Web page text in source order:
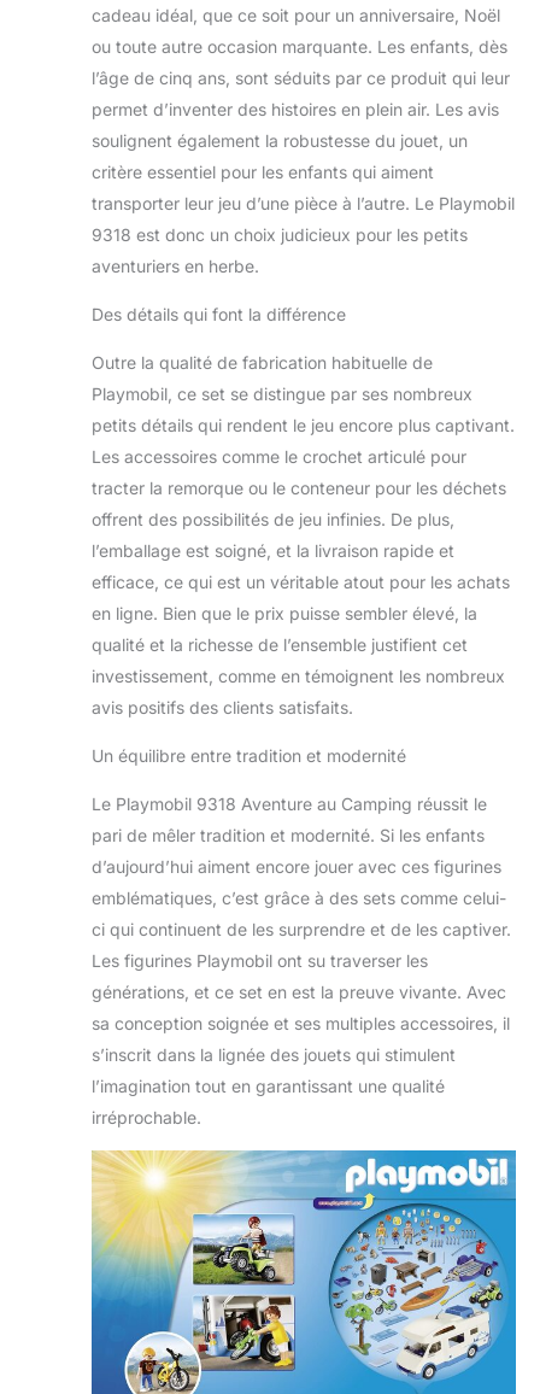
cadeau idéal, que ce soit pour un anniversaire, Noël
ou toute autre occasion marquante. Les enfants, dès
l’âge de cinq ans, sont séduits par ce produit qui leur
permet d’inventer des histoires en plein air. Les avis
soulignent également la robustesse du jouet, un
critère essentiel pour les enfants qui aiment
transporter leur jeu d’une pièce à l’autre. Le Playmobil
9318 est donc un choix judicieux pour les petits
aventuriers en herbe.
Des détails qui font la différence
Outre la qualité de fabrication habituelle de
Playmobil, ce set se distingue par ses nombreux
petits détails qui rendent le jeu encore plus captivant.
Les accessoires comme le crochet articulé pour
tracter la remorque ou le conteneur pour les déchets
offrent des possibilités de jeu infinies. De plus,
l’emballage est soigné, et la livraison rapide et
efficace, ce qui est un véritable atout pour les achats
en ligne. Bien que le prix puisse sembler élevé, la
qualité et la richesse de l’ensemble justifient cet
investissement, comme en témoignent les nombreux
avis positifs des clients satisfaits.
Un équilibre entre tradition et modernité
Le Playmobil 9318 Aventure au Camping réussit le
pari de mêler tradition et modernité. Si les enfants
d’aujourd’hui aiment encore jouer avec ces figurines
emblématiques, c’est grâce à des sets comme celui-
ci qui continuent de les surprendre et de les captiver.
Les figurines Playmobil ont su traverser les
générations, et ce set en est la preuve vivante. Avec
sa conception soignée et ses multiples accessoires, il
s’inscrit dans la lignée des jouets qui stimulent
l’imagination tout en garantissant une qualité
irréprochable.